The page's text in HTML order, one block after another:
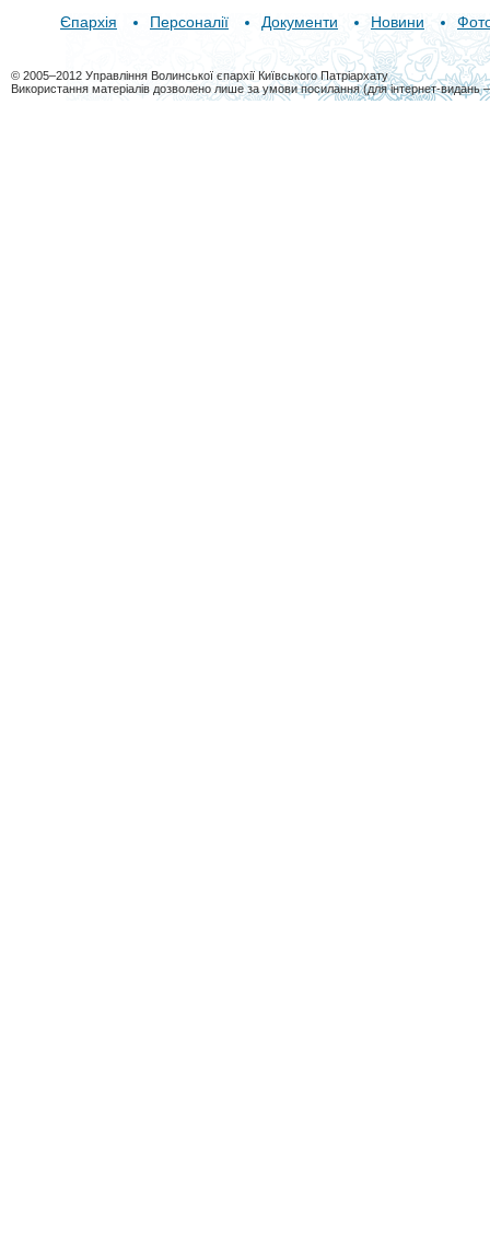
Єпархія Персоналії Документи Новини
© 2005–2012 Управління Волинської єпархії Київського Патріархату
Використання матеріалів дозволено лише за умови посилання (для інтернет-видань